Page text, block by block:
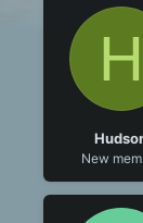
H
New